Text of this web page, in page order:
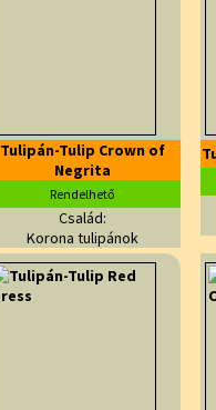
Tulipán-Tulip Crown of
Negrita
Rendelhető
Család:
Korona tulipánok